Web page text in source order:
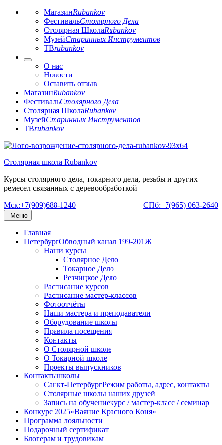
МагазинRubankov
ФестивальСтолярного Дела
Столярная ШколаRubankov
МузейСтаринных Инструментов
ТВrubankov
О нас
Новости
Оставить отзыв
МагазинRubankov
ФестивальСтолярного Дела
Столярная ШколаRubankov
МузейСтаринных Инструментов
ТВrubankov
Перейти
содержимому
Столярная школа Rubankov
Курсы столярного дела, токарного дела, резьбы и других
ремесел связанных с деревообработкой
Мск:+7(909)688-1240
СПб:+7(965) 063-2640
Меню
Главная
ПетербургОбводный канал 199-201Ж
Наши курсы
Столярное Дело
Токарное Дело
Резчицкое Дело
Расписание курсов
Расписание мастер-классов
Фотоотчёты
Наши мастера и преподаватели
Оборудование школы
Правила посещения
Контакты
О Столярной школе
О Токарной школе
Проекты выпускников
Контактышколы
Санкт-ПетербургРежим работы, адрес, контакты
Столярные школы наших друзей
Запись на обучениекурс / мастер-класс / семинар
Конкурс 2025«Ваяние Красного Коня»
Программа лояльности
Подарочный сертификат
Блогерам и трудовикам